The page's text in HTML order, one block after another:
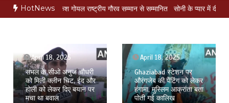
HotNews
मुकेश गोयल राष्ट्रीय गौरव सम्मान से सम्मानित सोनी के प्यार में दीवानी सीता पहुंची मेरठ
April 18, 2025
संभल के सीओ अनुज चौधरी
को मिली क्लीन चिट, ईद और
होली को लेकर दिए बयान पर
मचा था बवाल
April 18, 2025
Ghaziabad स्टेशन पर
औरंगजेब की पेेंटिंग को लेकर
हंगामा, मुस्लिम आक्रांता बता
पोती गई कालिख